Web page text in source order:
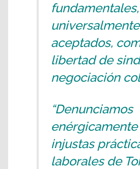
universalmente
aceptados,
libertad de
negociación
“Denunciamos
enérgicamente
injustas
laborales de